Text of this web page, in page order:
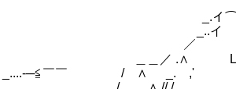
:::/'::::/ﾘ _.イ
ヽ _..イ
ヽ＿ ／ |
＿＿／ .∧ L!
￣￣ / ∧ _. ,'